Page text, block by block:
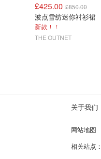
£425.00 £850.00
波点雪纺迷你衬衫裙
新款！！
THE OUTNET
关于我们
网站地图
相关站点：